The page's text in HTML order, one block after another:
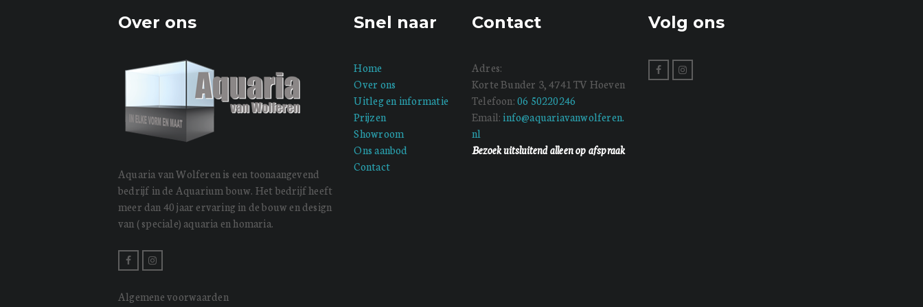
Over ons
Aquaria van Wolferen is een toonaangevend
bedrijf in de Aquarium bouw. Het bedrijf heeft
meer dan 40 jaar ervaring in de bouw en design
van ( speciale) aquaria en homaria.
Algemene voorwaarden
Snel naar
Home
Over ons
Uitleg en informatie
Prijzen
Showroom
Ons aanbod
Contact
Contact
Adres:
Korte Bunder 3, 4741 TV Hoeven
Telefoon:06 50220246
Email:info@aquariavanwolferen.
nl
Bezoek uitsluitend alleen op afspraak
Volg ons